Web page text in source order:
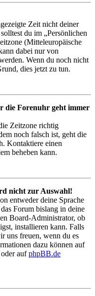
Zeit nicht deiner
du im „Persönlichen
(Mitteleuropäische
dabei nur von
Wenn du noch nicht
dies jetzt zu tun.
die Forenuhr geht immer
Zeitzone richtig
noch falsch ist, geht die
Kontaktiere einen
beheben kann.
nicht zur Auswahl!
entweder deine Sprache
Forum bislang in deine
Board-Administrator, ob
installieren kann. Falls
uns freuen, wenn du es
dazu können auf
oder aufphpBB.de